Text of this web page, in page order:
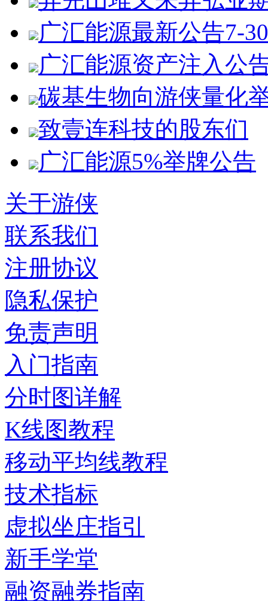
广汇能源最新公告7-30
广汇能源资产注入公
碳基生物向游侠量化
致壹连科技的股东们
广汇能源5%举牌公告
关于游侠
联系我们
注册协议
隐私保护
免责声明
入门指南
分时图详解
K线图教程
移动平均线教程
技术指标
虚拟坐庄指引
新手学堂
融资融券指南